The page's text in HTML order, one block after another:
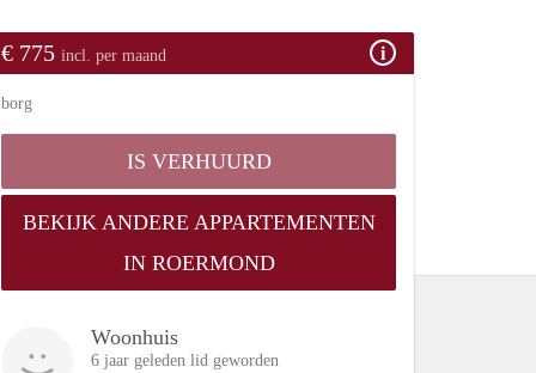
€ 775 incl. per maand
borg
IS VERHUURD
BEKIJK ANDERE APPARTEMENTEN
IN ROERMOND
Woonhuis
6 jaar geleden lid geworden